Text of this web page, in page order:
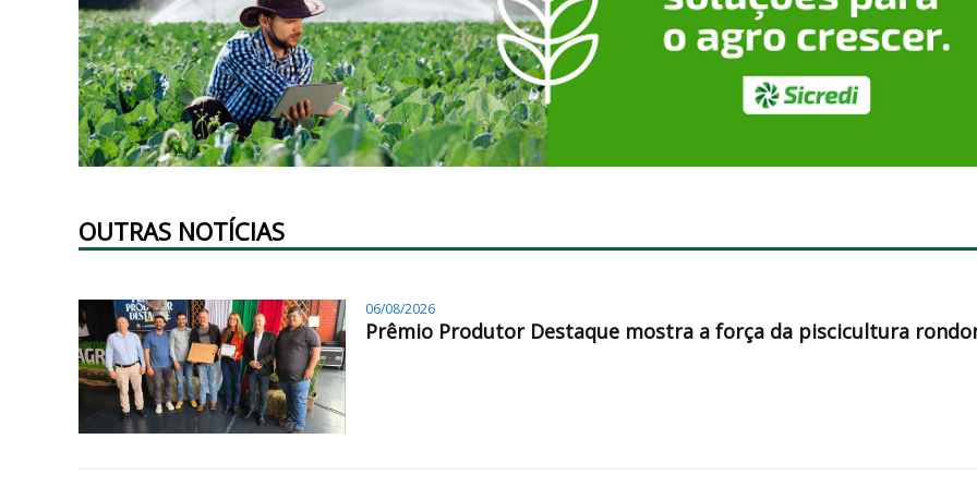
OUTRAS NOTÍCIAS
06/08/2026
Prêmio Produtor Destaque mostra a força da piscicultura